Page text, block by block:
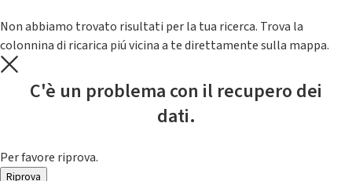
Non abbiamo trovato risultati per la tua ricerca. Trova la
colonnina di ricarica piú vicina a te direttamente sulla mappa.
C'è un problema con il recupero dei
dati.
Per favore riprova.
Riprova